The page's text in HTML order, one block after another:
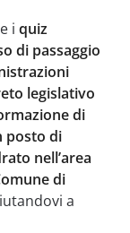
i quiz
di passaggio
legislativo
di
posto di
nell’area
di
a